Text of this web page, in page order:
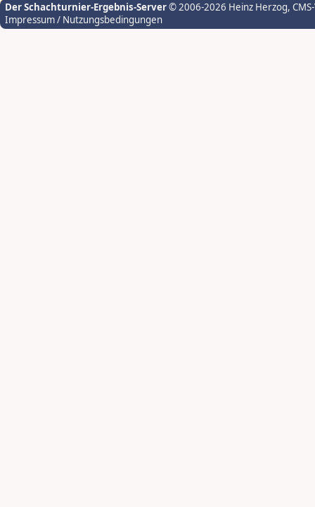
Der Schachturnier-Ergebnis-Server© 2006-2026 Heinz Herzog,
Impressum / Nutzungsbedingungen